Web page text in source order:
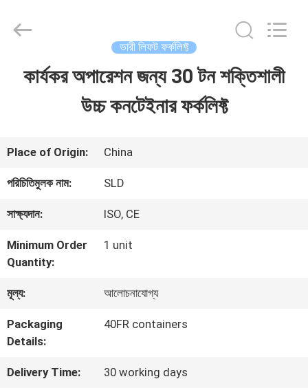
বাড়ি
আমাদের
সম্পর্কে
কারখানা
ভ্রমণ
মান
নিয়ন্ত্রণ
Development
ভারী লিফট ফর্কলিফ্ট
কার্যকর অপারেশন জন্য 30 টন শক্তিশালী
উচ্চ কনটেইনার ফর্কলিফ্ট
Place of Origin: China
পরিচিতিমুলক নাম: SLD
সাক্ষ্যদান: ISO, CE
Minimum Order
Quantity:
1 unit
মূল্য: আলোচনাযোগ্য
Packaging
Details:
40FR containers
Delivery Time: 30 working days